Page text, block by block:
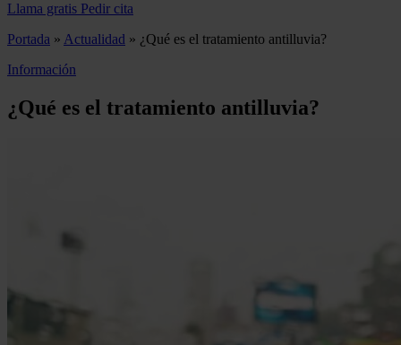
Llama gratis Pedir cita
Portada » Actualidad » ¿Qué es el tratamiento antilluvia?
Información
¿Qué es el tratamiento antilluvia?